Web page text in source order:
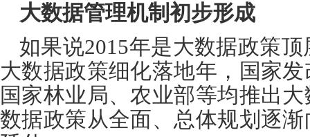
大数据管理机制初步形成
如果说2015年是大数据政策
大数据政策细化落地年，国家
国家林业局、农业部等均推出
数据政策从全面、总体规划逐